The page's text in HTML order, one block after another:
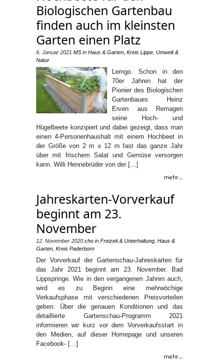
Biologischen Gartenbau
finden auch im kleinsten
Garten einen Platz
6. Januar 2021 MS in Haus & Garten Kreis Lippe Umwelt &
Natur
Lemgo. Schon in den
70er Jahren hat der
Pionier des Biologischen
Gartenbaues Heinz
Erven aus Remagen
seine Hoch- und
Hügelbeete konzipiert und dabei gezeigt, dass man
einen 4-Personenhaushalt mit einem Hochbeet in
der Größe von 2 m x 12 m fast das ganze Jahr
über mit frischem Salat und Gemüse versorgen
kann. Willi Hennebrüder von der […]
mehr...
Jahreskarten-Vorverkauf
beginnt am 23.
November
12. November 2020 cho in Freizeit & Unterhaltung Haus &
Garten Kreis Paderborn
Der Vorverkauf der Gartenschau-Jahreskarten für
das Jahr 2021 beginnt am 23. November. Bad
Lippspringe. Wie in den vergangenen Jahren auch,
wird es zu Beginn eine mehrwöchige
Verkaufsphase mit verschiedenen Preisvorteilen
geben. Über die genauen Konditionen und das
detaillierte Gartenschau-Programm 2021
informieren wir kurz vor dem Vorverkaufsstart in
den Medien, auf dieser Homepage und unseren
Facebook- […]
mehr...